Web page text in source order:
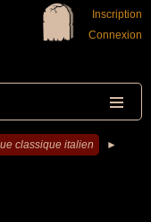
Inscription
Connexion
classique italien ►